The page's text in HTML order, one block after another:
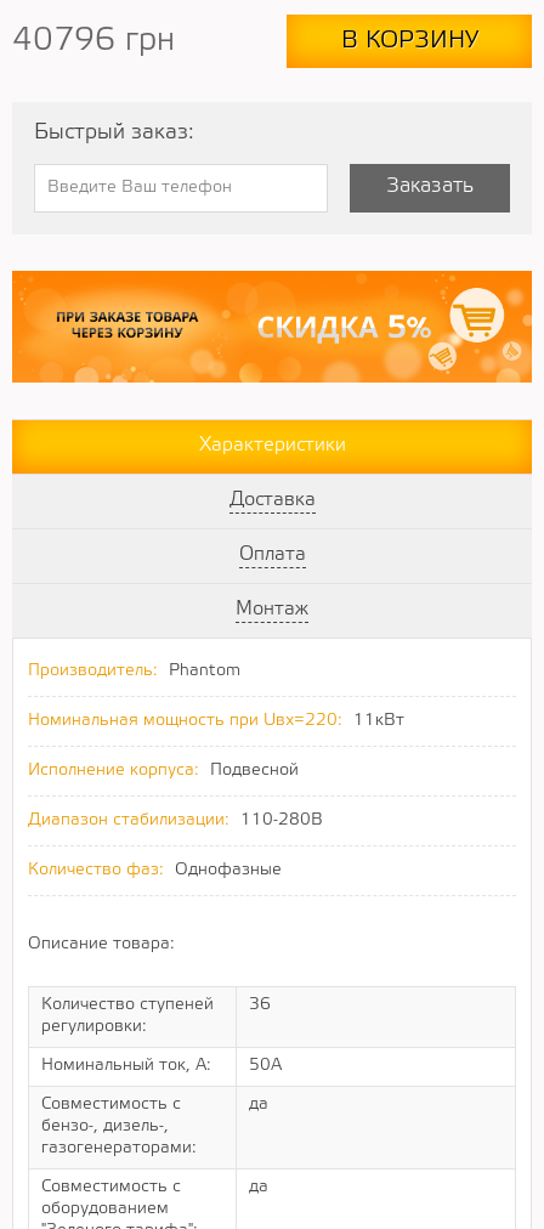
40796 грн В КОРЗИНУ
Быстрый заказ:
Заказать
Характеристики
Доставка
Оплата
Монтаж
Производитель: Phantom
Номинальная мощность при Uвх=220: 11кВт
Исполнение корпуса: Подвесной
Диапазон стабилизации: 110-280В
Количество фаз: Однофазные
Описание товара:
Количество ступеней
регулировки:
36
Номинальный ток, А: 50А
Совместимость с
бензо-, дизель-,
газогенераторами:
да
Совместимость с
оборудованием
да